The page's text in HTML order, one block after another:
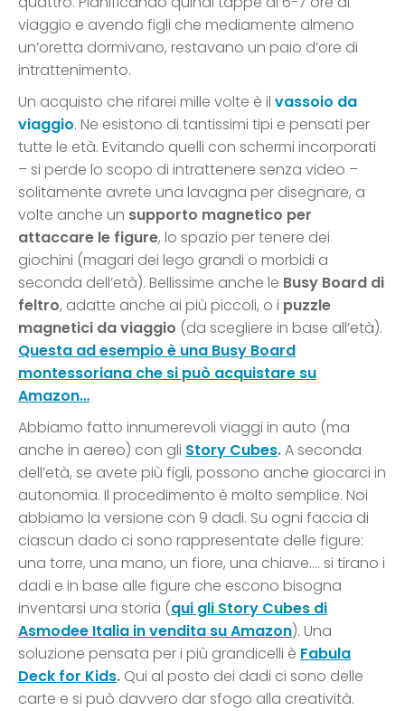
viaggio e avendo figli che mediamente almeno
un’oretta dormivano, restavano un paio d’ore di
intrattenimento.
Un acquisto che rifarei mille volte è il vassoio da
viaggio. Ne esistono di tantissimi tipi e pensati per
tutte le età. Evitando quelli con schermi incorporati
– si perde lo scopo di intrattenere senza video –
solitamente avrete una lavagna per disegnare, a
volte anche un supporto magnetico per
attaccare le figure, lo spazio per tenere dei
giochini (magari dei lego grandi o morbidi a
seconda dell’età). Bellissime anche le Busy Board di
feltro, adatte anche ai più piccoli, o i puzzle
magnetici da viaggio (da scegliere in base all’età).
Questa ad esempio è una Busy Board
montessoriana che si può acquistare su
Amazon…
Abbiamo fatto innumerevoli viaggi in auto (ma
anche in aereo) con gli Story Cubes.A seconda
dell’età, se avete più figli, possono anche giocarci in
autonomia. Il procedimento è molto semplice. Noi
abbiamo la versione con 9 dadi. Su ogni faccia di
ciascun dado ci sono rappresentate delle figure:
una torre, una mano, un fiore, una chiave…. si tirano i
dadi e in base alle figure che escono bisogna
inventarsi una storia (qui gli Story Cubes di
Asmodee Italia in vendita su Amazon). Una
soluzione pensata per i più grandicelli è Fabula
Deck for Kids. Qui al posto dei dadi ci sono delle
carte e si può davvero dar sfogo alla creatività.